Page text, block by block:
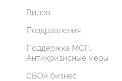
Видео
Поздравления
Поддержка МСП.
Антикризисные меры
СВОй бизнес